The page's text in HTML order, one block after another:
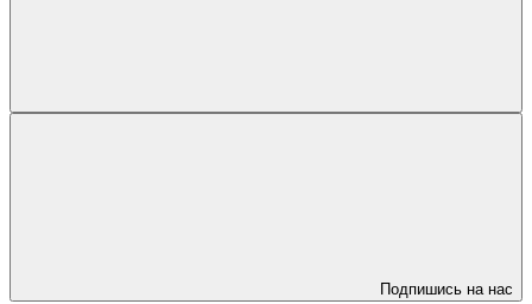
Подпишись на нас